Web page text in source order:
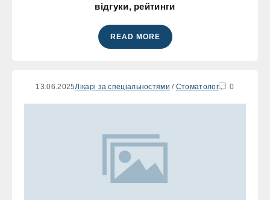
відгуки, рейтинги
READ MORE
13.06.2025Лікарі за спеціальностями / Стоматолог 0